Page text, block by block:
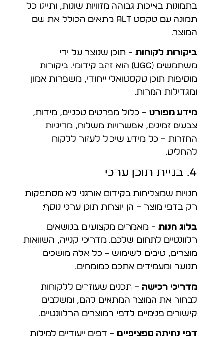
בתמונות באיכות גבוהה מזוויות שונות, ותייגו כל
תמונה עם טקסט ALT מתאים הכולל את שם
המוצר.
ביקורות לקוחות – תוכן שנוצר על ידי
משתמשים (UGC) הוא זהב קידומי. ביקורות
מוסיפות תוכן טקסטואלי ייחודי, משפרות אמון
ומגדילות המרות.
מידע מפורט – כלול מפרטים טכניים, מידות,
צבעים זמינים, אפשרויות משלוח, מדיניות
החזרות – כל מידע שיכול לעזור ללקוח
להחליט.
4. בניית תוכן ערכי
חנויות שמצליחות בקידום אורגני לא מסתפקות
רק בדפי מוצר – הן יוצרות תוכן ערכי נוסף:
בלוג חנות – מאמרים מקצועיים בנושאים
רלוונטיים לתחום שלכם. מדריכי קנייה, השוואות
מוצרים, טיפים לשימוש – כל אלה מושכים
תנועה ומעמידים אתכם כמומחים.
מדריכי רכישה – תכנים שעוזרים ללקוחות
לבחור את המוצר המתאים להם, ומשלבים
קישורים פנימיים לדפי המוצרים הרלוונטיים.
דפי נחיתה ספציפיים – דפים ייעודיים למילות